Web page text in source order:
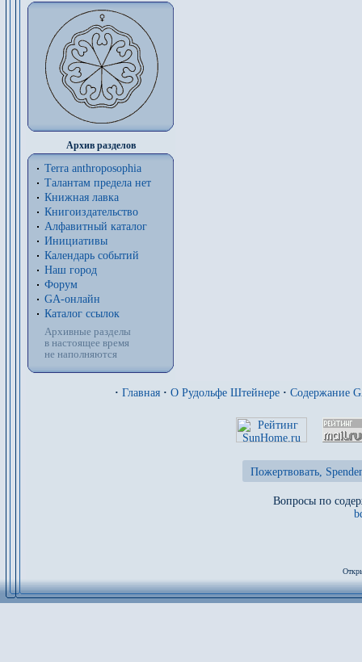
Архив разделов
Terra anthroposophia
Талантам предела нет
Книжная лавка
Книгоиздательство
Алфавитный каталог
Инициативы
Календарь событий
Наш город
Форум
GA-онлайн
Каталог ссылок
Архивные разделы
в настоящее время
не наполняются
· Главная · О Рудольфе Штейнере · Содержание
Пожертвовать,
Вопросы по